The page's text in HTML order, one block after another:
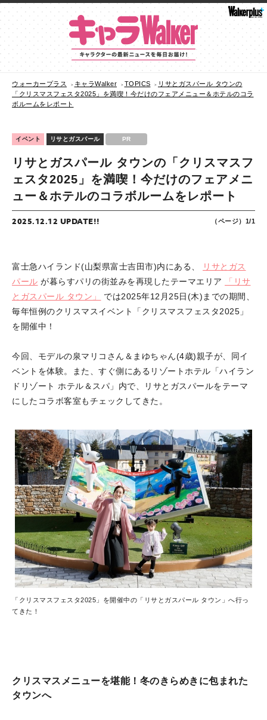
ウォーカープラス キャラWalker TOPICS
リサとガスパール タウンの
「クリスマスフェスタ2025」を満喫！今だけのフェアメニュー＆ホテルのコラ
ボルームをレポート
イベント リサとガスパール PR
リサとガスパール タウンの「クリスマスフ
ェスタ2025」を満喫！今だけのフェアメニ
ュー＆ホテルのコラボルームをレポート
2025.12.12 UPDATE!! （ページ）1/1
富士急ハイランド(山梨県富士吉田市)内にある、
リサとガス
パール が暮らすパリの街並みを再現したテーマエリア
「リサ
とガスパール タウン」
では2025年12月25日(木)までの期間、
毎年恒例のクリスマスイベント「クリスマスフェスタ2025」
を開催中！
今回、モデルの泉マリコさん＆まゆちゃん(4歳)親子が、同イ
ベントを体験。また、すぐ側にあるリゾートホテル「ハイラン
ドリゾート ホテル＆スパ」内で、リサとガスパールをテーマ
にしたコラボ客室もチェックしてきた。
「クリスマスフェスタ2025」を開催中の「リサとガスパール タウン」へ行っ
てきた！
クリスマスメニューを堪能！冬のきらめきに包まれた
タウンへ